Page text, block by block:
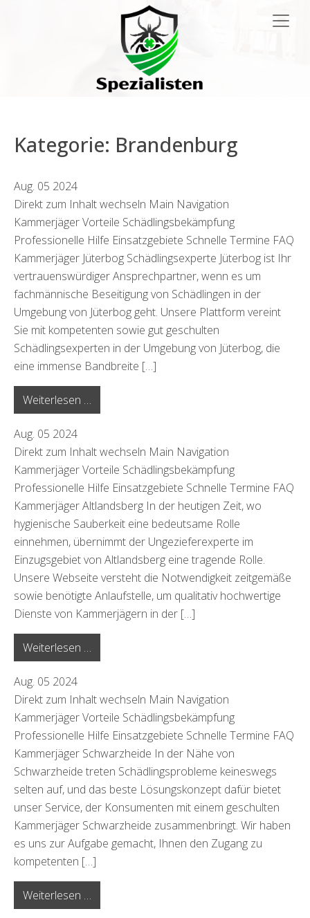
Hauptnavigation
Kategorie: Brandenburg
Aug. 05 2024
Direkt zum Inhalt wechseln Main Navigation
Kammerjäger Vorteile Schädlingsbekämpfung
Professionelle Hilfe Einsatzgebiete Schnelle Termine FAQ
Kammerjäger Jüterbog Schädlingsexperte Jüterbog ist Ihr
vertrauenswürdiger Ansprechpartner, wenn es um
fachmännische Beseitigung von Schädlingen in der
Umgebung von Jüterbog geht. Unsere Plattform vereint
Sie mit kompetenten sowie gut geschulten
Schädlingsexperten in der Umgebung von Jüterbog, die
eine immense Bandbreite […]
Weiterlesen …
Aug. 05 2024
Direkt zum Inhalt wechseln Main Navigation
Kammerjäger Vorteile Schädlingsbekämpfung
Professionelle Hilfe Einsatzgebiete Schnelle Termine FAQ
Kammerjäger Altlandsberg In der heutigen Zeit, wo
hygienische Sauberkeit eine bedeutsame Rolle
einnehmen, übernimmt der Ungezieferexperte im
Einzugsgebiet von Altlandsberg eine tragende Rolle.
Unsere Webseite versteht die Notwendigkeit zeitgemäße
sowie benötigte Anlaufstelle, um qualitativ hochwertige
Dienste von Kammerjägern in der […]
Weiterlesen …
Aug. 05 2024
Direkt zum Inhalt wechseln Main Navigation
Kammerjäger Vorteile Schädlingsbekämpfung
Professionelle Hilfe Einsatzgebiete Schnelle Termine FAQ
Kammerjäger Schwarzheide In der Nähe von
Schwarzheide treten Schädlingsprobleme keineswegs
selten auf, und das beste Lösungskonzept dafür bietet
unser Service, der Konsumenten mit einem geschulten
Kammerjäger Schwarzheide zusammenbringt. Wir haben
es uns zur Aufgabe gemacht, Ihnen den Zugang zu
kompetenten […]
Weiterlesen …